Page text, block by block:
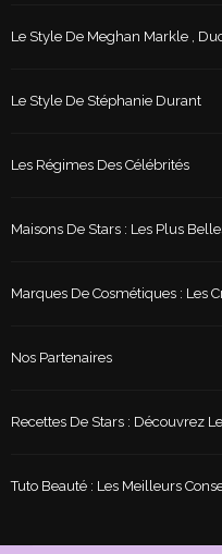
Le Style De Meghan Markle ,
Le Style De Stéphanie Durant
Les Régimes Des Célébrités
Maisons De Stars : Les Plus
Marques De Cosmétiques : Les
Nos Partenaires
Recettes De Stars : Découvrez
Tuto Beauté : Les Meilleurs